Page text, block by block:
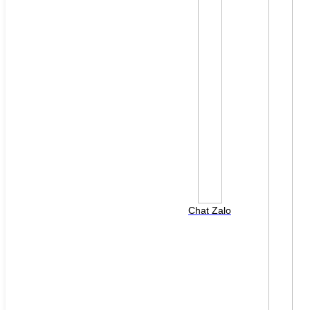
Chat Zalo